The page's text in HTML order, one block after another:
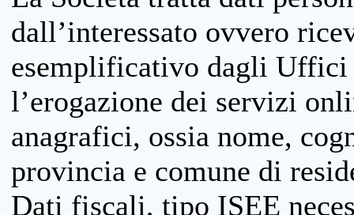
dall’interessato ovvero
esemplificativo dagli
l’erogazione dei servizi
anagrafici, ossia nome,
provincia e comune di
Dati fiscali, tipo ISEE